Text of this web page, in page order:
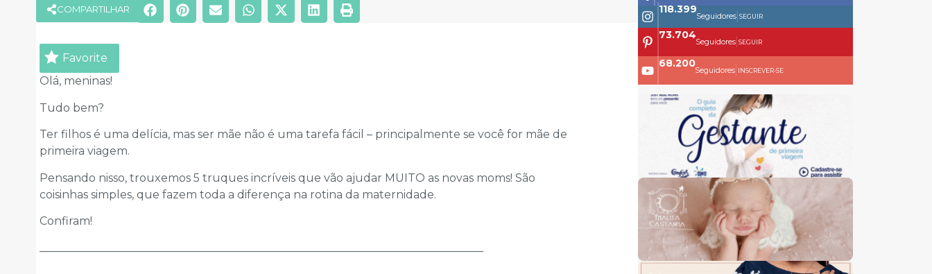
COMPARTILHAR
Favorite
Olá, meninas!
Tudo bem?
Ter filhos é uma delícia, mas ser mãe não é uma tarefa fácil – principalmente se você for mãe de
primeira viagem.
Pensando nisso, trouxemos 5 truques incríveis que vão ajudar MUITO as novas moms! São
coisinhas simples, que fazem toda a diferença na rotina da maternidade.
Confiram!
118.399
Seguidores| SEGUIR
73.704
Seguidores| SEGUIR
68.200
Seguidores| INSCREVER-SE